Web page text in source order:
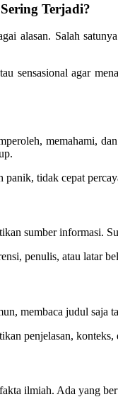
Terjadi?
alasan. Salah
sensasional agar
memahami,
panik, tidak cepat
sumber informasi.
penulis, atau latar
membaca judul saja
penjelasan,
ilmiah. Ada yang